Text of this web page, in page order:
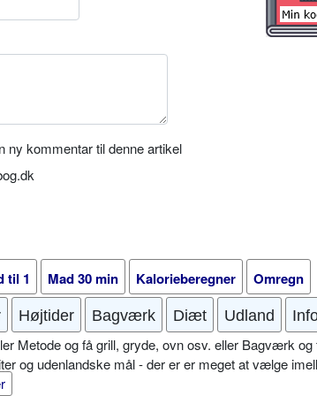
ny kommentar til denne artikel
til 1 Mad 30 min Kalorieberegner Omregn
Højtider Bagværk Diæt Udland
Metode og få grill, gryde, ovn osv. eller Bagværk og
og udenlandske mål - der er er meget at vælge